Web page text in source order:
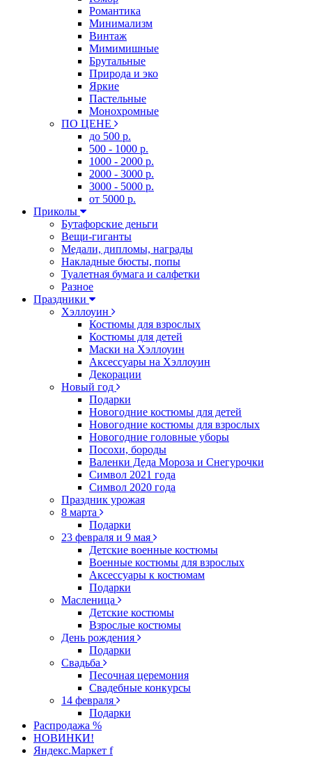
Романтика
Минимализм
Винтаж
Мимимишные
Брутальные
Природа и эко
Яркие
Пастельные
Монохромные
ПО ЦЕНЕ
до 500 р.
500 - 1000 р.
1000 - 2000 р.
2000 - 3000 р.
3000 - 5000 р.
от 5000 р.
Приколы
Бутафорские деньги
Вещи-гиганты
Медали, дипломы, награды
Накладные бюсты, попы
Туалетная бумага и салфетки
Разное
Праздники
Хэллоуин
Костюмы для взрослых
Костюмы для детей
Маски на Хэллоуин
Аксессуары на Хэллоуин
Декорации
Новый год
Подарки
Новогодние костюмы для детей
Новогодние костюмы для взрослых
Новогодние головные уборы
Посохи, бороды
Валенки Деда Мороза и Снегурочки
Символ 2021 года
Символ 2020 года
Праздник урожая
8 марта
Подарки
23 февраля и 9 мая
Детские военные костюмы
Военные костюмы для взрослых
Аксессуары к костюмам
Подарки
Масленица
Детские костюмы
Взрослые костюмы
День рождения
Подарки
Свадьба
Песочная церемония
Свадебные конкурсы
14 февраля
Подарки
Распродажа %
НОВИНКИ!
Яндекс.Маркет f